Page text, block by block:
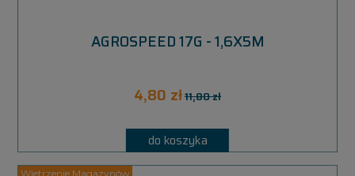
AGROSPEED 17G - 1,6X5M
4,80 zł11,80 zł
do koszyka